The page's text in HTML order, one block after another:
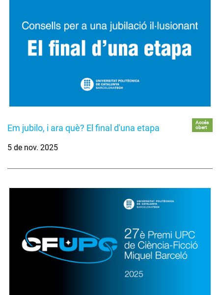
Em jubilo, i ara què? El final d'una etapa
Accés
obert
5 de nov. 2025